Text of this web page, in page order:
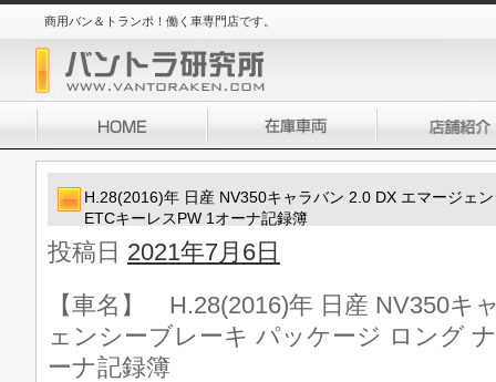
商用バン＆トランポ！働く車専門店です。
H.28(2016)年 日産 NV350キャラバン 2.0 DX エマージェ
ETCキーレスPW 1オーナ記録簿
投稿日 2021年7月6日
【車名】 H.28(2016)年 日産 NV350キ
ェンシーブレーキ パッケージ ロング
ーナ記録簿